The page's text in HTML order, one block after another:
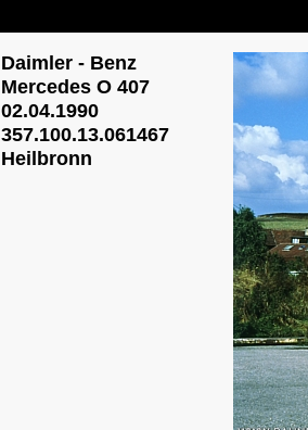
Daimler - Benz
Mercedes O 407
02.04.1990
357.100.13.061467
Heilbronn